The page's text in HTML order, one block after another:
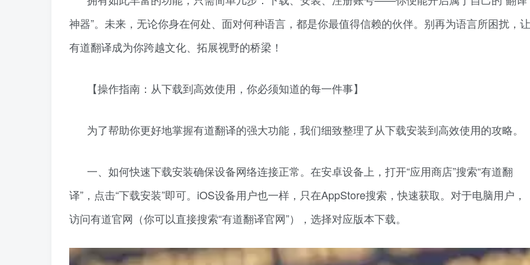
神器”。未来，无论你身在何处、面对何种语言，都是你最值得信赖的伙伴。别再为语言所困扰，让
有道翻译成为你跨越文化、拓展视野的桥梁！
【操作指南：从下载到高效使用，你必须知道的每一件事】
为了帮助你更好地掌握有道翻译的强大功能，我们细致整理了从下载安装到高效使用的攻略。
一、如何快速下载安装确保设备网络连接正常。在安卓设备上，打开“应用商店”搜索“有道翻
译”，点击“下载安装”即可。iOS设备用户也一样，只在AppStore搜索，快速获取。对于电脑用户，
访问有道官网（你可以直接搜索“有道翻译官网”），选择对应版本下载。